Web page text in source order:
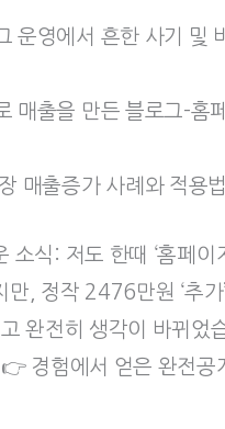
운영에서 흔한 사기 및
매출을 만든 블로그-홈
매출증가 사례와 적용법
소식: 저도 한때 ‘홈페이
만, 정작 2476만원 ‘추가
완전히 생각이 바뀌었
경험에서 얻은 완전공